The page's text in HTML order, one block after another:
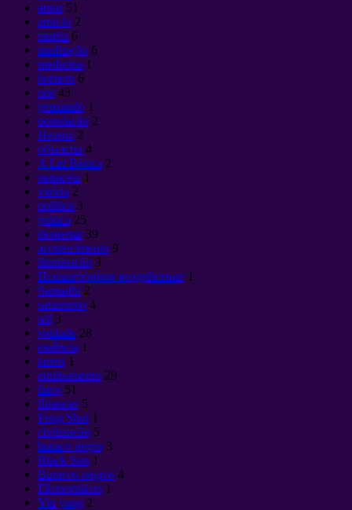
amor 51
amá-lo 2
matriz 6
meditação 6
medicina 1
homem 6
nós 43
pensando 1
população 2
Нервы 2
объекты 4
A Lei Básica 2
panaceia 1
vitória 2
política 3
prática 25
despertar 39
acontecimento 9
iluminação 3
Психотронное воздействие 1
Samadhi 2
satanismo 4
sol 3
vaidade 28
essência 1
tantra 1
equipamento 29
fatos 51
finanças 5
Feng Shui 1
civilização 5
buraco negro 3
Black Sun 1
Buracos negros 4
Ekonomikon 1
Yin yang 2